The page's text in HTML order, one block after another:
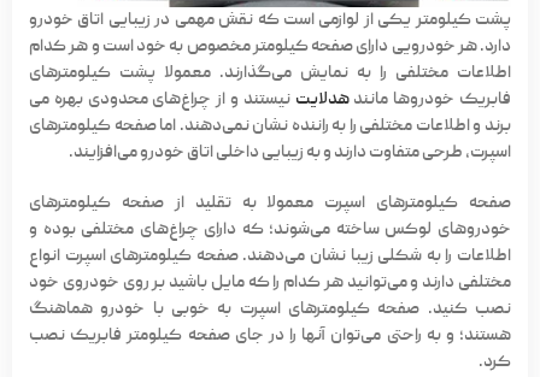
پشت کیلومتر یکی از لوازمی است که نقش مهمی در زیبایی اتاق خودرو
دارد. هر خودرویی دارای صفحه کیلومتر مخصوص به خود است و هر کدام
اطلاعات مختلفی را به نمایش می‌گذارند. معمولا پشت کیلومترهای
فابریک خودروها مانندهدلایت نیستند و از چراغ‌های محدودی بهره می
برند و اطلاعات مختلفی را به راننده نشان نمی‌دهند. اما صفحه کیلومترهای
اسپرت، طرحی متفاوت دارند و به زیبایی داخلی اتاق خودرو می‌افزایند.
صفحه کیلومترهای اسپرت معمولا به تقلید از صفحه کیلومترهای
خودروهای لوکس ساخته می‌شوند؛ که دارای چراغ‌های مختلفی بوده و
اطلاعات را به شکلی زیبا نشان می‌دهند. صفحه کیلومترهای اسپرت انواع
مختلفی دارند و می‌توانید هر کدام را که مایل باشید بر روی خودروی خود
نصب کنید. صفحه کیلومترهای اسپرت به خوبی با خودرو هماهنگ
هستند؛ و به راحتی می‌توان آنها را در جای صفحه کیلومتر فابریک نصب
کرد.